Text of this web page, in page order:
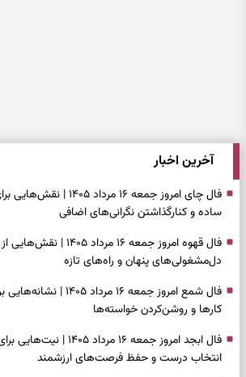
آخرین اخبار
فال چای امروز جمعه ۱۶
ساده و کنارگذاشتن نگرانی‌های اضافی
فال قهوه امروز جمعه ۱۶
دل‌مشغولی‌های پنهان و راه‌های تازه
فال شمع امروز جمعه ۱۶
کارها و روشن‌کردن خواسته‌ها
فال ابجد امروز جمعه ۱۶
انتخاب درست و حفظ فرصت‌های ارزشمند